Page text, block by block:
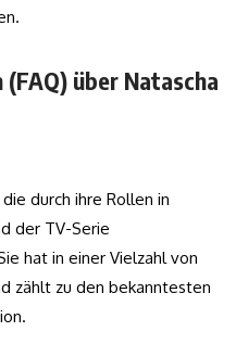
über Natascha
durch ihre Rollen in
der TV-Serie
hat in einer Vielzahl von
zählt zu den bekanntesten